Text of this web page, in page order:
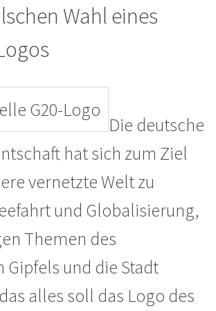
Wahl eines
Die deutsche
hat sich zum Ziel
vernetzte Welt zu
und Globalisierung,
Themen des
Gipfels und die Stadt
alles soll das Logo des